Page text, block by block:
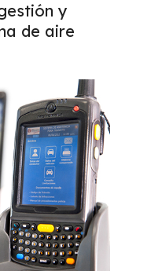
y
de aire